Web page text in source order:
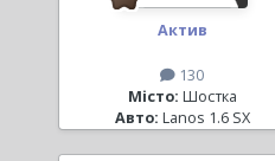
Актив
130
Місто: Шостка
Авто: Lanos 1.6 SX